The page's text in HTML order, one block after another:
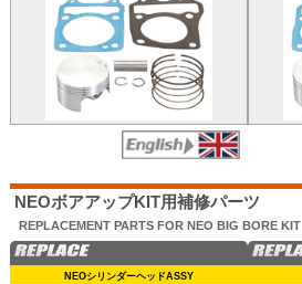
NEOボアアップKIT用補修パーツ
REPLACEMENT PARTS FOR NEO BIG BORE KIT
NEOシリンダーヘッドASSY